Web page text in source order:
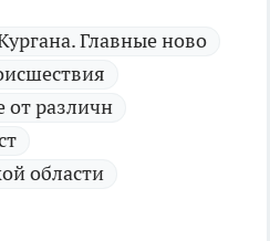
Главные ново
от различн
области